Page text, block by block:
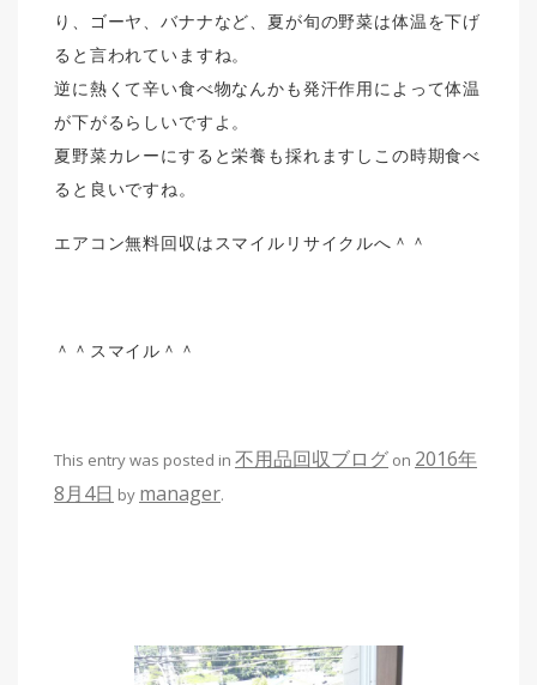
り、ゴーヤ、バナナなど、夏が旬の野菜は体温を下げ
ると言われていますね。
逆に熱くて辛い食べ物なんかも発汗作用によって体温
が下がるらしいですよ。
夏野菜カレーにすると栄養も採れますしこの時期食べ
ると良いですね。
エアコン無料回収はスマイルリサイクルへ＾＾
＾＾スマイル＾＾
This entry was posted in 不用品回収ブログ on 2016年
8月4日 by manager.